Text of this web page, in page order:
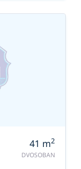
41 m2
DVOSOBAN